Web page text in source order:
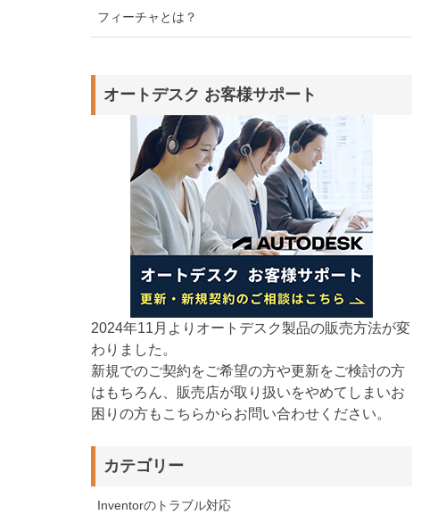
フィーチャとは？
オートデスク お客様サポート
2024年11月よりオートデスク製品の販売方法が変
わりました。
新規でのご契約をご希望の方や更新をご検討の方
はもちろん、販売店が取り扱いをやめてしまいお
困りの方もこちらからお問い合わせください。
カテゴリー
Inventorのトラブル対応